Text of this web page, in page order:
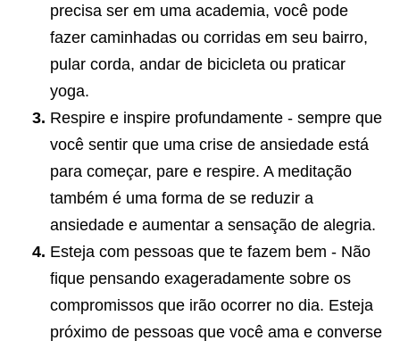
precisa ser em uma academia, você pode
fazer caminhadas ou corridas em seu bairro,
pular corda, andar de bicicleta ou praticar
yoga.
Respire e inspire profundamente - sempre que
você sentir que uma crise de ansiedade está
para começar, pare e respire. A meditação
também é uma forma de se reduzir a
ansiedade e aumentar a sensação de alegria.
Esteja com pessoas que te fazem bem - Não
fique pensando exageradamente sobre os
compromissos que irão ocorrer no dia. Esteja
próximo de pessoas que você ama e converse